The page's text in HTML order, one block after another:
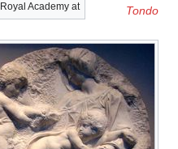
Academy at
Tondo